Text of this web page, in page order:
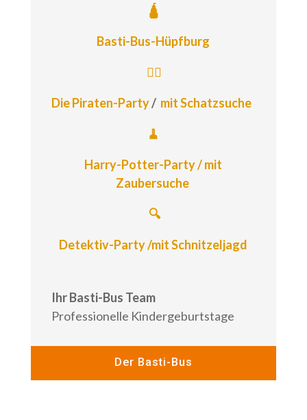
🛕
Basti-Bus-Hüpfburg
🏴‍☠️
Die Piraten-Party/ mit Schatzsuche
🧹
Harry-Potter-Party /mit
Zaubersuche
🔍
Detektiv-Party /mit Schnitzeljagd
Ihr Basti-Bus Team
Professionelle Kindergeburtstage
Der Basti-Bus